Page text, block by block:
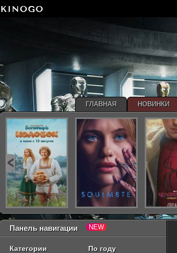
Панель навигации
Категории По году
ГЛАВНАЯ НОВИНКИ